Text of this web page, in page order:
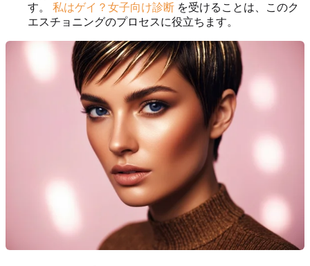
す。 私はゲイ？女子向け診断 を受けることは、このク
エスチョニングのプロセスに役立ちます。